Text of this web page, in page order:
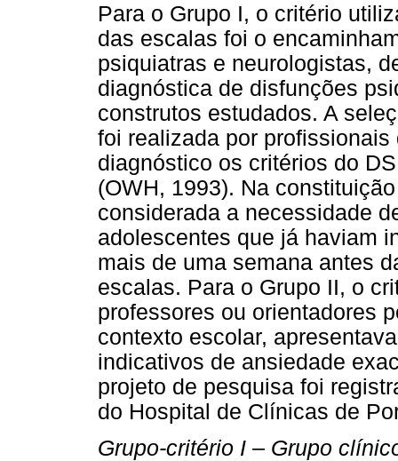
Para o Grupo I, o critério
das escalas foi o
psiquiatras e neurologistas,
diagnóstica de disfunções
construtos estudados. A
foi realizada por
diagnóstico os critérios do
(OWH, 1993). Na
considerada a necessidade
adolescentes que já haviam
mais de uma semana antes
escalas. Para o Grupo II, o
professores ou orientadores
contexto escolar,
indicativos de ansiedade
projeto de pesquisa foi
do Hospital de Clínicas de
Grupo-critério I – Grupo